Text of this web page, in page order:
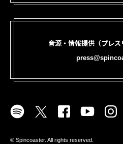
音源・情報提供（プレス
©︎ Spincoaster. All rights reserved.